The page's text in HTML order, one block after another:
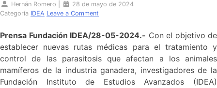
Hernán Romero
28 de mayo de 2024
Categoría IDEA Leave a Comment
Prensa Fundación IDEA/28-05-2024.- Con el objetivo de
establecer nuevas rutas médicas para el tratamiento y
control de las parasitosis que afectan a los animales
mamíferos de la industria ganadera, investigadores de la
Fundación Instituto de Estudios Avanzados (IDEA)